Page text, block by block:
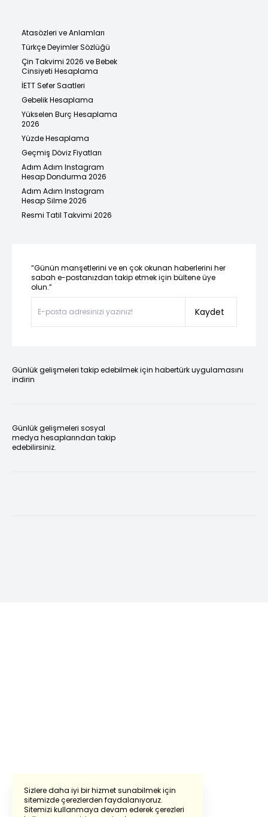
Sizlere daha iyi bir hizmet sunabilmek için
sitemizde çerezlerden faydalanıyoruz.
Sitemizi kullanmaya devam ederek çerezleri
Atasözleri ve Anlamları
Türkçe Deyimler Sözlüğü
Çin Takvimi 2026 ve Bebek
Cinsiyeti Hesaplama
İETT Sefer Saatleri
Gebelik Hesaplama
Yükselen Burç Hesaplama
2026
Yüzde Hesaplama
Geçmiş Döviz Fiyatları
Adım Adım Instagram
Hesap Dondurma 2026
Adım Adım Instagram
Hesap Silme 2026
Resmi Tatil Takvimi 2026
“Günün manşetlerini ve en çok okunan haberlerini her
sabah e-postanızdan takip etmek için bültene üye
olun.”
Kaydet
Günlük gelişmeleri takip edebilmek için habertürk uygulamasını
indirin
Günlük gelişmeleri sosyal
medya hesaplarından takip
edebilirsiniz.
Powered by Translate